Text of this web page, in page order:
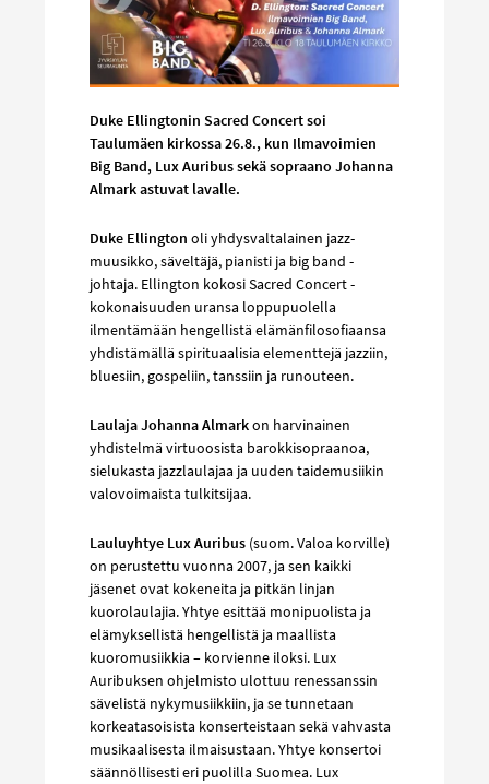
Duke Ellingtonin Sacred Concert soi
Taulumäen kirkossa 26.8., kun Ilmavoimien
Big Band, Lux Auribus sekä sopraano Johanna
Almark astuvat lavalle.
Duke Ellington oli yhdysvaltalainen jazz-
muusikko, säveltäjä, pianisti ja big band -
johtaja. Ellington kokosi Sacred Concert -
kokonaisuuden uransa loppupuolella
ilmentämään hengellistä elämänfilosofiaansa
yhdistämällä spirituaalisia elementtejä jazziin,
bluesiin, gospeliin, tanssiin ja runouteen.
Laulaja Johanna Almarkon harvinainen
yhdistelmä virtuoosista barokkisopraanoa,
sielukasta jazzlaulajaa ja uuden taidemusiikin
valovoimaista tulkitsijaa.
Lauluyhtye Lux Auribus (suom. Valoa korville)
on perustettu vuonna 2007, ja sen kaikki
jäsenet ovat kokeneita ja pitkän linjan
kuorolaulajia. Yhtye esittää monipuolista ja
elämyksellistä hengellistä ja maallista
kuoromusiikkia – korvienne iloksi. Lux
Auribuksen ohjelmisto ulottuu renessanssin
sävelistä nykymusiikkiin, ja se tunnetaan
korkeatasoisista konserteistaan sekä vahvasta
musikaalisesta ilmaisustaan. Yhtye konsertoi
säännöllisesti eri puolilla Suomea. Lux